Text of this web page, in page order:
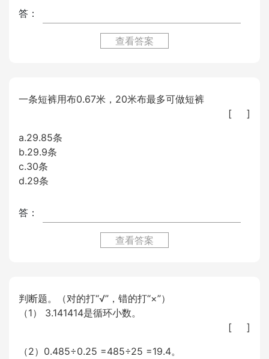
答：
查看答案
一条短裤用布0.67米，20米布最多可做短裤
[ ]
a.29.85条
b.29.9条
c.30条
d.29条
答：
查看答案
判断题。（对的打“√”，错的打“×”）
（1） 3.141414是循环小数。
[ ]
（2）0.485÷0.25 =485÷25 =19.4。